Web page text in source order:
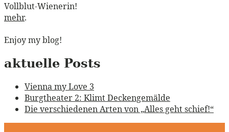
Vollblut-Wienerin!
mehr.
Enjoy my blog!
aktuelle Posts
Vienna my Love 3
Burgtheater 2: Klimt Deckengemälde
Die verschiedenen Arten von „Alles geht schief!“